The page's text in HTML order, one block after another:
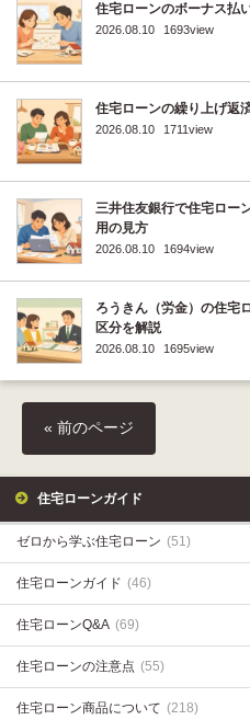
住宅ローンのボーナス払
2026.08.10 1693view
住宅ローンの繰り上げ返
2026.08.10 1711view
三井住友銀行で住宅ロー
用の見方
2026.08.10 1694view
ろうきん（労金）の住宅
区分を解説
2026.08.10 1695view
« 前のページ
住宅ローンガイド
ゼロから学ぶ住宅ローン (51)
住宅ローンガイド (46)
住宅ローンQ&A (69)
住宅ローンの注意点 (55)
住宅ローン商品について (218)